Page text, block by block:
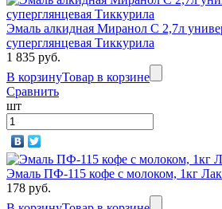
Эмаль алкидная Миранол С 2,7л
суперглянцевая Тиккурила
1 835 руб.
В корзинуТовар в корзине
Сравнить
шт
Эмаль ПФ-115 кофе с молоком, 1кг
178 руб.